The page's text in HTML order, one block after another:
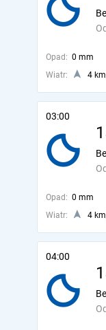
Opad: 0 mm
Wiatr:
4
03:00
Opad: 0 mm
Wiatr:
4
04:00